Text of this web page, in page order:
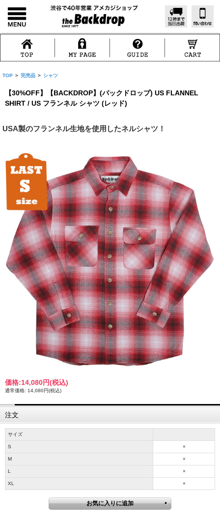
TOP > 完売品 > シャツ
【30%OFF】【BACKDROP】(バックドロップ) US FLANNEL
SHIRT / US フランネル シャツ (レッド)
USA製のフランネル生地を使用したネルシャツ！
価格:14,080円(税込)
通常価格: 14,080円(税込)
注文
サイズ
S ×
M ×
L ×
XL ×